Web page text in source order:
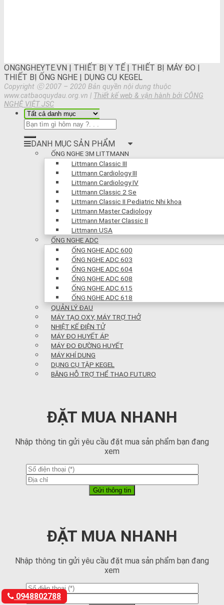
ONGNGHEYTE.VN | THIẾT BỊ Y TẾ | THIẾT BỊ MÁY ĐO |
THIẾT BỊ ỐNG NGHE | DỤNG CỤ KEGEL
Copyright ⓒ 2007 – 2020 Bản quyền nội dung thuộc
www.catbaoquydau.org.vn | Thiết kế web & vận hành bởi CÔNG
NGHỆ VIỆT JSC
DANH MỤC SẢN PHẨM
ỐNG NGHE 3M LITTMANN
Littmann Classic III
Littmann Cardiology III
Littmann Cardiology IV
Littmann Classic 2 Se
Littmann Classic II Pediatric Nhi khoa
Littmann Master Cadiology
Littmann Master Classic II
Littmann USA
ỐNG NGHE ADC
ỐNG NGHE ADC 600
ỐNG NGHE ADC 603
ỐNG NGHE ADC 604
ỐNG NGHE ADC 608
ỐNG NGHE ADC 615
ỐNG NGHE ADC 618
QUẢN LÝ ĐAU
MÁY TẠO OXY, MÁY TRỢ THỞ
NHIỆT KẾ ĐIỆN TỬ
MÁY ĐO HUYẾT ÁP
MÁY ĐO ĐƯỜNG HUYẾT
MÁY KHÍ DUNG
DỤNG CỤ TẬP KEGEL
BĂNG HỖ TRỢ THỂ THAO FUTURO
0948802788
ĐẶT MUA NHANH
Nhập thông tin gửi yêu cầu đặt mua sản phẩm bạn đang
xem
ĐẶT MUA NHANH
Nhập thông tin gửi yêu cầu đặt mua sản phẩm bạn đang
xem